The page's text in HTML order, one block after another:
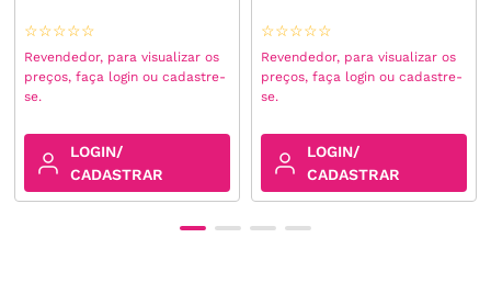
☆☆☆☆☆
Revendedor, para visualizar os
preços, faça login ou cadastre-
se.
LOGIN/
CADASTRAR
☆☆☆☆☆
Revendedor, para visualizar os
preços, faça login ou cadastre-
se.
LOGIN/
CADASTRAR